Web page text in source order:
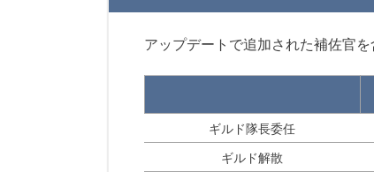
アップデートで追加された補佐官を
ギルド隊長委任
ギルド解散